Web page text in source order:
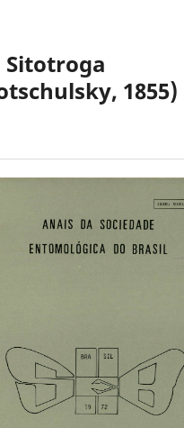
Sitotroga
1855)